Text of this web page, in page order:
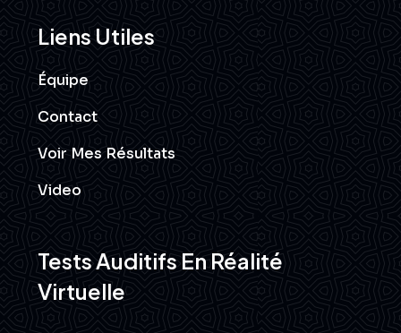
Liens Utiles
Équipe
Contact
Voir Mes Résultats
Video
Tests Auditifs En Réalité
Virtuelle